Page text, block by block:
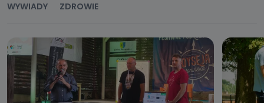
WYWIADY
ZDROWIE